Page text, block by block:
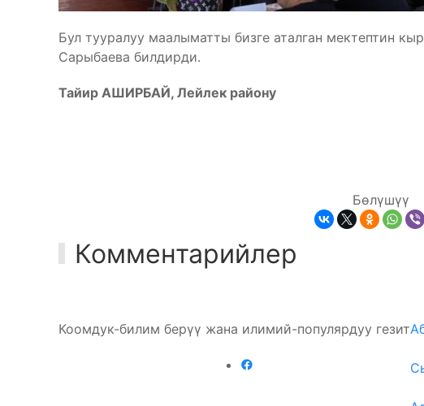
Бул тууралуу маалыматты бизге аталган мектептин
Сарыбаева билдирди.
Тайир АШИРБАЙ, Лейлек району
Бөлүшүү
Комментарийлер
Коомдук-билим берүү жана илимий-популярдуу гезит